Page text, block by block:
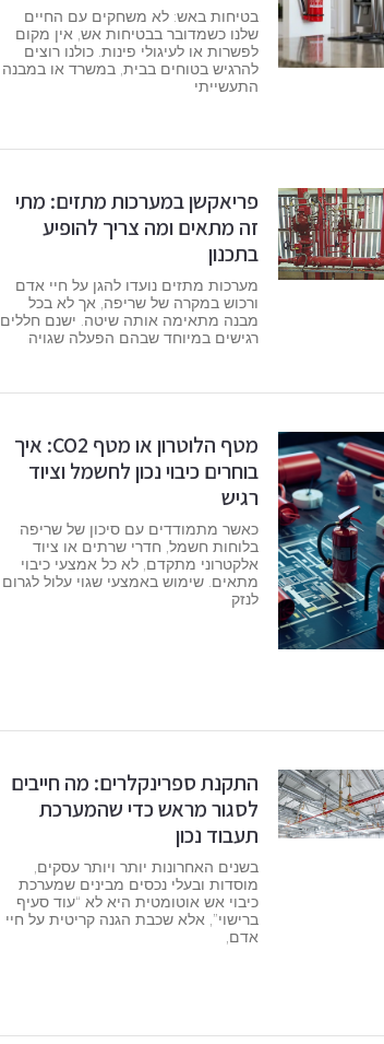
בטיחות באש: לא משחקים עם החיים
שלנו כשמדובר בבטיחות אש, אין מקום
לפשרות או לעיגולי פינות. כולנו רוצים
להרגיש בטוחים בבית, במשרד או במבנה
התעשייתי
פריאקשן במערכות מתזים: מתי
זה מתאים ומה צריך להופיע
בתכנון
מערכות מתזים נועדו להגן על חיי אדם
ורכוש במקרה של שריפה, אך לא בכל
מבנה מתאימה אותה שיטה. ישנם חללים
רגישים במיוחד שבהם הפעלה שגויה
מטף הלוטרון או מטף CO2: איך
בוחרים כיבוי נכון לחשמל וציוד
רגיש
כאשר מתמודדים עם סיכון של שריפה
בלוחות חשמל, חדרי שרתים או ציוד
אלקטרוני מתקדם, לא כל אמצעי כיבוי
מתאים. שימוש באמצעי שגוי עלול לגרום
לנזק
התקנת ספרינקלרים: מה חייבים
לסגור מראש כדי שהמערכת
תעבוד נכון
בשנים האחרונות יותר ויותר עסקים,
מוסדות ובעלי נכסים מבינים שמערכת
כיבוי אש אוטומטית היא לא “עוד סעיף
ברישוי”, אלא שכבת הגנה קריטית על חיי
אדם,